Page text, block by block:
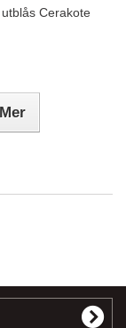
Cerakote
Mer